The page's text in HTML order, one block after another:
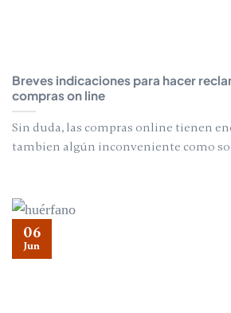
Breves indicaciones para hacer
compras on line
Sin duda, las compras online tienen
tambien algún inconveniente como
06
Jun